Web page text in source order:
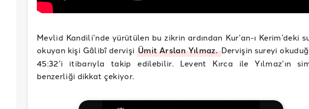
Mevlid Kandili’nde yürütülen bu zikrin ardından Kur’an-ı Kerim’deki
okuyan kişi Gâlibî dervişiÜmit Arslan Yılmaz.Dervişin sureyi
45:32’i itibarıyla takip edilebilir. Levent Kırca ile Yılmaz’ın
benzerliği dikkat çekiyor.